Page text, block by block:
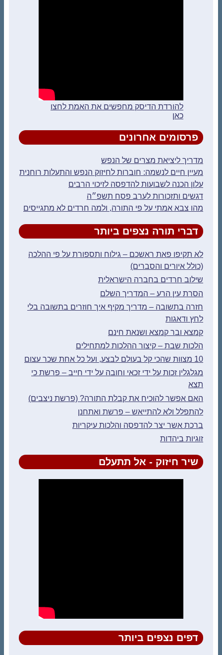
להורדת הדיסק מחפשים את האמת לחצו
כאן
פרסומים אחרונים
מדריך ליציאת מצרים של הנפש
מעיין חיים לנשמה: חוברות לחיזוק הנפש והתעלות רוחנית
עלון הכנה לשבועות להדפסה לזיכוי הרבים
דגשים ותזכורות לערב פסח תשפ״ה
מהו צבא אמתי על פי התורה, ולמה חרדים לא מתגייסים
דברי תורה נצפים ביותר
לא תקיפו פאת ראשכם – גילוח ותספורת על פי ההלכה
(כולל איורים והסברים)
שילוב חרדים בחברה הישראלית
הסרת עין הרע – המדריך השלם
חזרה בתשובה – מדריך מקיף איך חוזרים בתשובה בלי
לחץ ודאגות
קמצא ובר קמצא ושנאת חינם
הלכות שבת – קיצור ההלכות למתחילים
10 מצוות שהכי קל בעולם לבצע, ועל כל אחת שכר עצום
מגלגלין זכות על ידי זכאי וחובה על ידי חייב – פרשת כי
תצא
האם אפשר להוכיח את קבלת התורה? (פרשת ניצבים)
להתפלל ולא להתייאש – פרשת ואתחנן
ברכת אשר יצר להדפסה והלכות עיקריות
זוגיות ביהדות
שיר חיזוק - אל תתעלם
דפים נצפים ביותר